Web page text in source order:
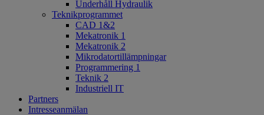
Underhåll Hydraulik
Teknikprogrammet
CAD 1&2
Mekatronik 1
Mekatronik 2
Mikrodatortillämpningar
Programmering 1
Teknik 2
Industriell IT
Partners
Intresseanmälan